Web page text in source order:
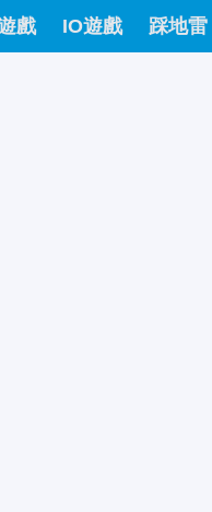
戲 IO遊戲 踩地雷